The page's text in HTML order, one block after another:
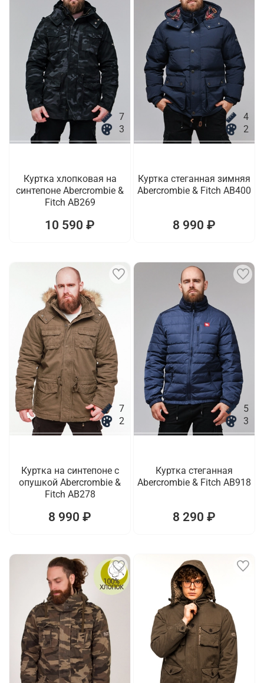
7
3
Куртка хлопковая на
синтепоне Abercrombie &
Fitch AB269
10 590 ₽
4
2
Куртка стеганная зимняя
Abercrombie & Fitch AB400
8 990 ₽
7
2
Куртка на синтепоне с
опушкой Abercrombie &
Fitch AB278
8 990 ₽
5
3
Куртка стеганная
Abercrombie & Fitch AB918
8 290 ₽